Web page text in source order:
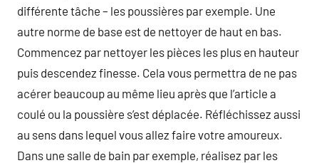
différente tâche – les poussières par exemple. Une
autre norme de base est de nettoyer de haut en bas.
Commencez par nettoyer les pièces les plus en hauteur
puis descendez finesse. Cela vous permettra de ne pas
acérer beaucoup au même lieu après que l’article a
coulé ou la poussière s’est déplacée. Réfléchissez aussi
au sens dans lequel vous allez faire votre amoureux.
Dans une salle de bain par exemple, réalisez par les